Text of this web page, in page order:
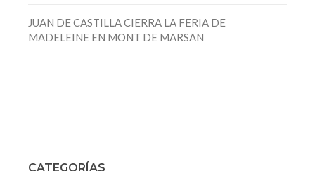
JUAN DE CASTILLA CIERRA LA FERIA DE
MADELEINE EN MONT DE MARSAN
CATEGORÍAS